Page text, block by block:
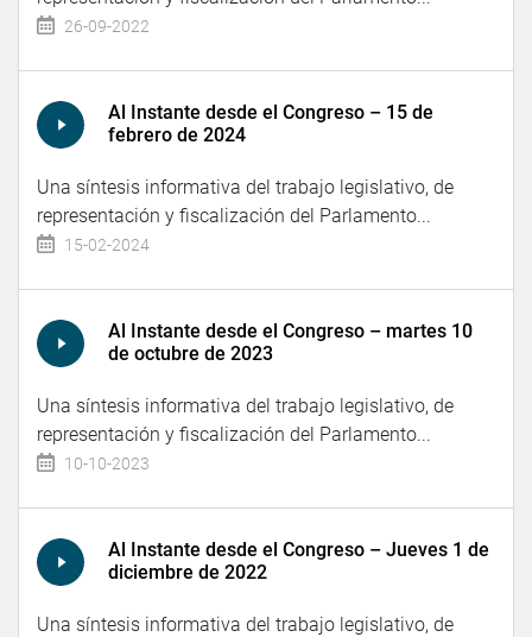
26-09-2022
Al Instante desde el Congreso – 15 de
febrero de 2024
Una síntesis informativa del trabajo legislativo, de
representación y fiscalización del Parlamento...
15-02-2024
Al Instante desde el Congreso – martes 10
de octubre de 2023
Una síntesis informativa del trabajo legislativo, de
representación y fiscalización del Parlamento...
10-10-2023
Al Instante desde el Congreso – Jueves 1 de
diciembre de 2022
Una síntesis informativa del trabajo legislativo, de